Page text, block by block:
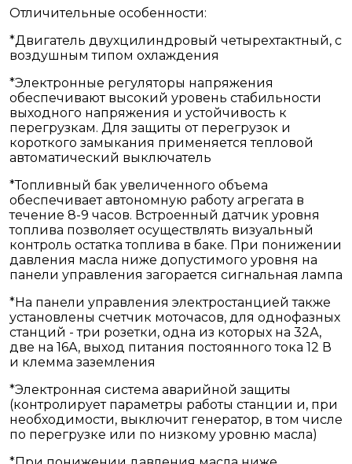
Отличительные особенности:
*Двигатель двухцилиндровый четырехтактный, с
воздушным типом охлаждения
*Электронные регуляторы напряжения
обеспечивают высокий уровень стабильности
выходного напряжения и устойчивость к
перегрузкам. Для защиты от перегрузок и
короткого замыкания применяется тепловой
автоматический выключатель
*Топливный бак увеличенного объема
обеспечивает автономную работу агрегата в
течение 8-9 часов. Встроенный датчик уровня
топлива позволяет осуществлять визуальный
контроль остатка топлива в баке. При понижении
давления масла ниже допустимого уровня на
панели управления загорается сигнальная лампа
*На панели управления электростанцией также
установлены счетчик моточасов, для однофазных
станций - три розетки, одна из которых на 32А,
две на 16А, выход питания постоянного тока 12 В
и клемма заземления
*Электронная система аварийной защиты
(контролирует параметры работы станции и, при
необходимости, выключит генератор, в том числе
по перегрузке или по низкому уровню масла)